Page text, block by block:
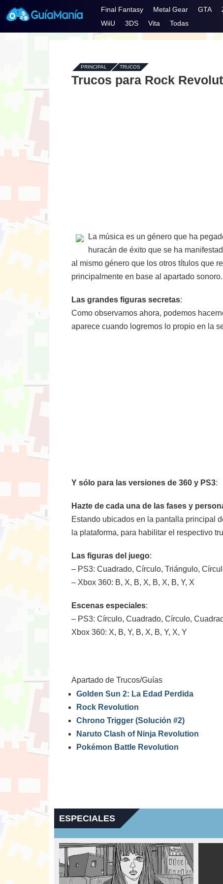
Final Fantasy Metal Gear GTA
WiiU
3DS Vita Todas
PRINCIPAL - TRUCOS
Trucos para Rock
La música es un género que ha
huracán de éxito que se ha
al mismo género que los otros títulos que
principalmente en base al apartado sonoro.
Las grandes figuras secretas:
Como observamos ahora, podemos
aparece cuando logremos lo propio en la
Y sólo para las versiones de 360 y PS3:
Hazte de cada una de las fases y
Estando ubicados en la pantalla principal
la plataforma, para habilitar el respectivo
Las figuras del juego:
– PS3: Cuadrado, Círculo, Triángulo,
– Xbox 360: B, X, B, X, B, X, B, Y, X
Escenas especiales:
– PS3: Círculo, Cuadrado, Círculo,
Xbox 360: X, B, Y, B, X, B, Y, X, Y
Apartado de Trucos/Guías
Golden Sun 2: La Edad Perdida
Rock Revolution
Chrono Trigger (Solución #2)
Naruto Clash of Ninja Revolution
Pokémon Battle Revolution
ESPECIALES